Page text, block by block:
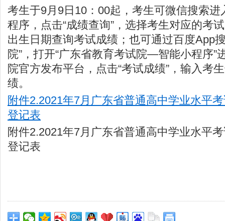
考生于9月9日10：00起，考生可微信搜索进
程序，点击“成绩查询”，选择考生对应的考
出生日期查询考试成绩；也可通过百度App
院”，打开“广东省教育考试院—智能小程序”
院官方发布平台，点击“考试成绩”，输入考
绩。
附件2.2021年7月广东省普通高中学业水平
登记表
附件2.2021年7月广东省普通高中学业水平
登记表